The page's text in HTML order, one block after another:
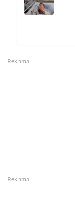
Reklama
Reklama